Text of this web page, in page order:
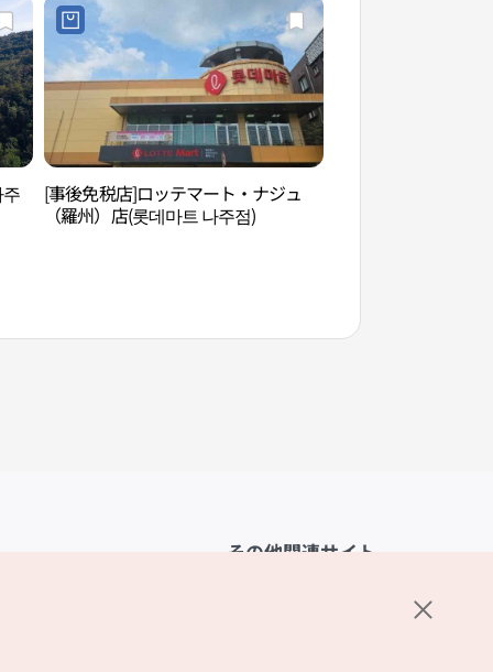
[事後免税店]ロッテマート・ナジュ
（羅州）店(롯데마트 나주점)
その他関連サイト